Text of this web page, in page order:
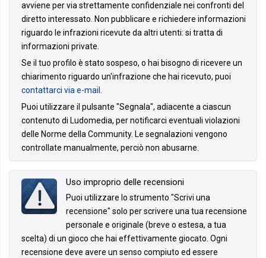
avviene per via strettamente confidenziale nei confronti del
diretto interessato. Non pubblicare e richiedere informazioni
riguardo le infrazioni ricevute da altri utenti: si tratta di
informazioni private.
Se il tuo profilo è stato sospeso, o hai bisogno di ricevere un
chiarimento riguardo un'infrazione che hai ricevuto, puoi
contattarci via e-mail
Puoi utilizzare il pulsante "Segnala", adiacente a ciascun
contenuto di Ludomedia, per notificarci eventuali violazioni
delle Norme della Community. Le segnalazioni vengono
controllate manualmente, perciò non abusarne.
Uso improprio delle recensioni
Puoi utilizzare lo strumento "Scrivi una
recensione" solo per scrivere una tua recensione
personale e originale (breve o estesa, a tua
scelta) di un gioco che hai effettivamente giocato. Ogni
recensione deve avere un senso compiuto ed essere